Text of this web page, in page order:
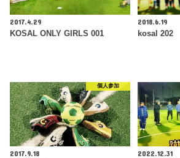
2017.4.29
KOSAL ONLY GIRLS 001
2018.6.19
kosal 202
個人参加
2017.9.18
2022.12.31